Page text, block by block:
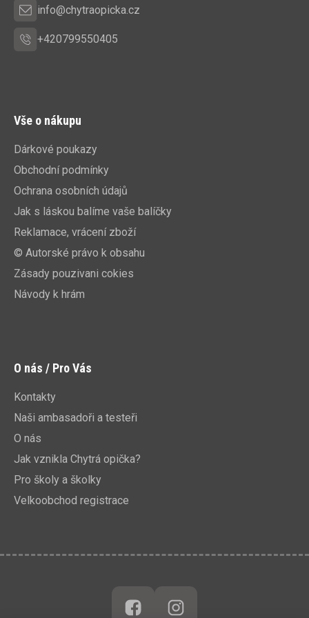
info@chytraopicka.cz
+420799550405
Vše o nákupu
Dárkové poukazy
Obchodní podmínky
Ochrana osobních údajů
Jak s láskou balíme vaše balíčky
Reklamace, vrácení zboží
© Autorské právo k obsahu
Zásady pouzivani cokies
Návody k hrám
O nás / Pro Vás
Kontakty
Naši ambasadoři a testeři
O nás
Jak vznikla Chytrá opička?
Pro školy a školky
Velkoobchod registrace